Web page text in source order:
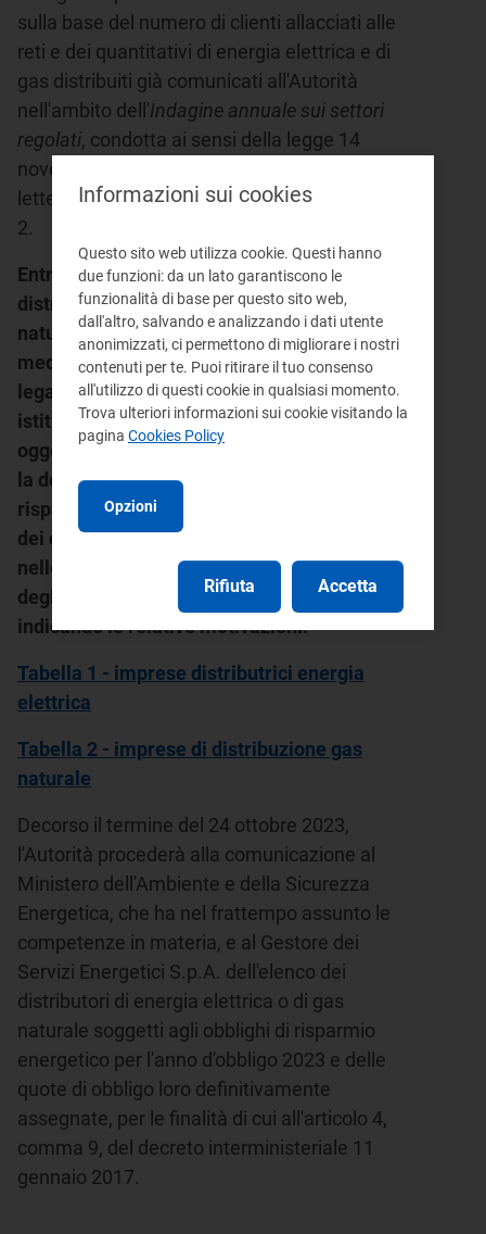
sulla base del numero di clienti allacciati alle
reti e dei quantitativi di energia elettrica e di
gas distribuiti già comunicati all'Autorità
nell'ambito dell'Indagine annuale sui settori
regolati, condotta ai sensi della legge 14
novembre 1995, n. 481, art. 2, commi 12,
lettere i) e l), e 22, e riportati nelle Tabelle 1 e
2.
Entro il termine del 24 ottobre 2023, i
distributori di energia elettrica o di gas
naturale possono comunicare all'Autorità,
mediante comunicazione a cura del proprio
legale rappresentante all'indirizzo pec
istituzionaleprotocollo@pec.arera.itcon
oggetto "Comunicazione in merito ai dati per
la determinazione degli obiettivi di
risparmio energetico", eventuali rettifiche
dei dati trasmessi in precedenza e riportati
nelle Tabelle 1 e 2, ai fini della ripartizione
degli obblighi di risparmio energetico e
indicando le relative motivazioni.
Tabella 1 - imprese distributrici energia
elettrica
Tabella 2 - imprese di distribuzione gas
naturale
Decorso il termine del 24 ottobre 2023,
l'Autorità procederà alla comunicazione al
Ministero dell'Ambiente e della Sicurezza
Energetica, che ha nel frattempo assunto le
competenze in materia, e al Gestore dei
Servizi Energetici S.p.A. dell'elenco dei
distributori di energia elettrica o di gas
naturale soggetti agli obblighi di risparmio
energetico per l'anno d'obbligo 2023 e delle
quote di obbligo loro definitivamente
assegnate, per le finalità di cui all'articolo 4,
comma 9, del decreto interministeriale 11
gennaio 2017.
Informazioni sui cookies
Questo sito web utilizza cookie. Questi hanno
due funzioni: da un lato garantiscono le
funzionalità di base per questo sito web,
dall'altro, salvando e analizzando i dati utente
anonimizzati, ci permettono di migliorare i nostri
contenuti per te. Puoi ritirare il tuo consenso
all'utilizzo di questi cookie in qualsiasi momento.
Trova ulteriori informazioni sui cookie visitando la
pagina Cookies Policy
Opzioni
Rifiuta Accetta